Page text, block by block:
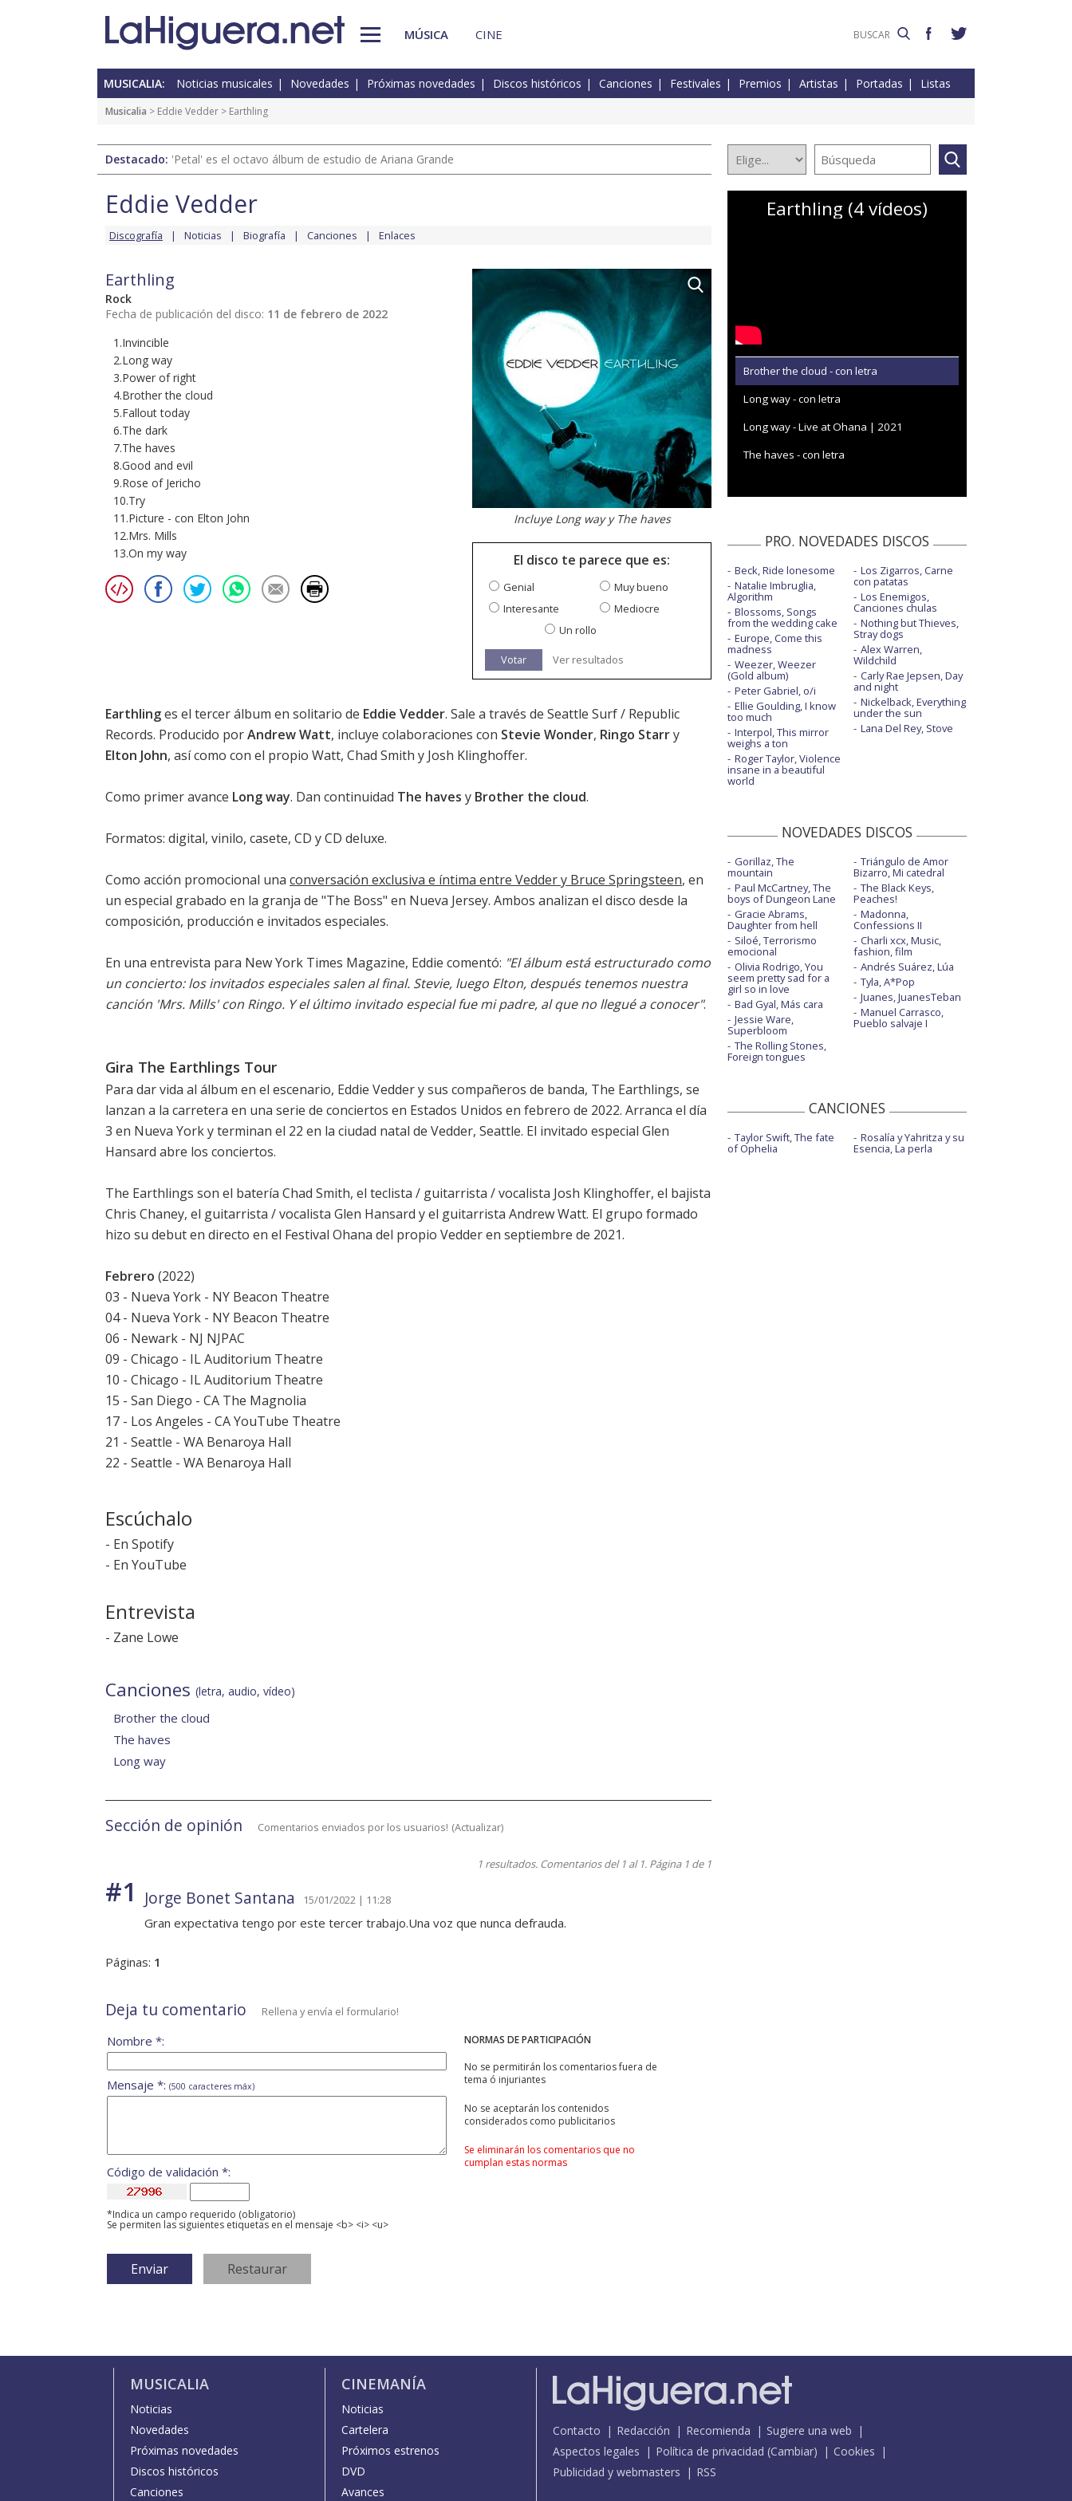
MÚSICA CINE
MUSICALIA: Noticias musicales Novedades Próximas novedades Discos históricos Canciones Festivales Premios Artistas Portadas Listas
Musicalia > Eddie Vedder > Earthling
Destacado: 'Petal' es el octavo álbum de estudio de Ariana Grande
Eddie Vedder
Discografía Noticias Biografía Canciones Enlaces
Earthling
Rock
Fecha de publicación del disco: 11 de febrero de 2022
1.Invincible
2.Long way
3.Power of right
4.Brother the cloud
5.Fallout today
6.The dark
7.The haves
8.Good and evil
9.Rose of Jericho
10.Try
11.Picture - con Elton John
12.Mrs. Mills
13.On my way
Incluye Long way y The haves
El disco te parece que es:
Genial
Muy bueno
Interesante
Mediocre
Un rollo
Votar Ver resultados
Earthlinges el tercer álbum en solitario de Eddie Vedder. Sale a través de Seattle Surf / Republic
Records. Producido porAndrew Watt, incluye colaboraciones con Stevie Wonder, Ringo Starry
Elton John, así como con el propio Watt, Chad Smith y Josh Klinghoffer.
Como primer avance Long way. Dan continuidad The haves y Brother the cloud.
Formatos: digital, vinilo, casete, CD y CD deluxe.
Como acción promocional una conversación exclusiva e íntima entre Vedder y Bruce Springsteen, en
un especial grabado en la granja de "The Boss" en Nueva Jersey. Ambos analizan el disco desde la
composición, producción e invitados especiales.
En una entrevista para New York Times Magazine, Eddie comentó: "El álbum está estructurado como
un concierto: los invitados especiales salen al final. Stevie, luego Elton, después tenemos nuestra
canción 'Mrs. Mills' con Ringo. Y el último invitado especial fue mi padre, al que no llegué a conocer".
Gira The Earthlings Tour
Para dar vida al álbum en el escenario, Eddie Vedder y sus compañeros de banda, The Earthlings, se
lanzan a la carretera en una serie de conciertos en Estados Unidos en febrero de 2022. Arranca el día
3 en Nueva York y terminan el 22 en la ciudad natal de Vedder, Seattle. El invitado especial Glen
Hansard abre los conciertos.
The Earthlings son el batería Chad Smith, el teclista / guitarrista / vocalista Josh Klinghoffer, el bajista
Chris Chaney, el guitarrista / vocalista Glen Hansard y el guitarrista Andrew Watt. El grupo formado
hizo su debut en directo en el Festival Ohana del propio Vedder en septiembre de 2021.
Febrero (2022)
03 - Nueva York - NY Beacon Theatre
04 - Nueva York - NY Beacon Theatre
06 - Newark - NJ NJPAC
09 - Chicago - IL Auditorium Theatre
10 - Chicago - IL Auditorium Theatre
15 - San Diego - CA The Magnolia
17 - Los Angeles - CA YouTube Theatre
21 - Seattle - WA Benaroya Hall
22 - Seattle - WA Benaroya Hall
Escúchalo
- En Spotify
- En YouTube
Entrevista
- Zane Lowe
Canciones (letra, audio, vídeo)
Brother the cloud
The haves
Long way
Sección de opinión Comentarios enviados por los usuarios! (Actualizar)
1 resultados. Comentarios del 1 al 1. Página 1 de 1
#1 Jorge Bonet Santana 15/01/2022 | 11:28
Gran expectativa tengo por este tercer trabajo.Una voz que nunca defrauda.
Páginas: 1
Deja tu comentario Rellena y envía el formulario!
NORMAS DE PARTICIPACIÓN
No se permitirán los comentarios fuera de
tema ó injuriantes
No se aceptarán los contenidos
considerados como publicitarios
Se eliminarán los comentarios que no
cumplan estas normas
Nombre *:
Mensaje *: (500 caracteres máx)
Código de validación *:
*Indica un campo requerido (obligatorio)
Se permiten las siguientes etiquetas en el mensaje <b> <i> <u>
Earthling (4 vídeos)
Brother the cloud - con letra
Long way - con letra
Long way - Live at Ohana | 2021
The haves - con letra
PRO. NOVEDADES DISCOS
Beck, Ride lonesome
Natalie Imbruglia,
Algorithm
Blossoms, Songs
from the wedding cake
Europe, Come this
madness
Weezer, Weezer
(Gold album)
Peter Gabriel, o/i
Ellie Goulding, I know
too much
Interpol, This mirror
weighs a ton
Roger Taylor, Violence
insane in a beautiful
world
Los Zigarros, Carne
con patatas
Los Enemigos,
Canciones chulas
Nothing but Thieves,
Stray dogs
Alex Warren,
Wildchild
Carly Rae Jepsen, Day
and night
Nickelback, Everything
under the sun
Lana Del Rey, Stove
NOVEDADES DISCOS
Gorillaz, The
mountain
Paul McCartney, The
boys of Dungeon Lane
Gracie Abrams,
Daughter from hell
Siloé, Terrorismo
emocional
Olivia Rodrigo, You
seem pretty sad for a
girl so in love
Bad Gyal, Más cara
Jessie Ware,
Superbloom
The Rolling Stones,
Foreign tongues
Triángulo de Amor
Bizarro, Mi catedral
The Black Keys,
Peaches!
Madonna,
Confessions II
Charli xcx, Music,
fashion, film
Andrés Suárez, Lúa
Tyla, A*Pop
Juanes, JuanesTeban
Manuel Carrasco,
Pueblo salvaje I
CANCIONES
Taylor Swift, The fate
of Ophelia
Rosalía y Yahritza y su
Esencia, La perla
MUSICALIA
Noticias
Novedades
Próximas novedades
Discos históricos
Canciones
CINEMANÍA
Noticias
Cartelera
Próximos estrenos
DVD
Avances
Contacto Redacción Recomienda
Sugiere una web
Aspectos legales
Política de privacidad (Cambiar)
Cookies
Publicidad y webmasters
RSS